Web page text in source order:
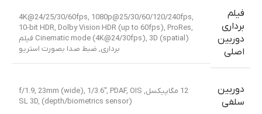
فیلم
برداری
دوربین
اصلی
4K@24/25/30/60fps, 1080p@25/30/60/120/240fps,
10-bit HDR, Dolby Vision HDR (up to 60fps), ProRes,
Cinematic mode (4K@24/30fps), 3D (spatial) فیلم
برداری, ضبط صدا بصورت استریو
دوربین
سلفی
12 مگاپیکسل, f/1.9, 23mm (wide), 1/3.6″, PDAF, OIS
SL 3D, (depth/biometrics sensor)